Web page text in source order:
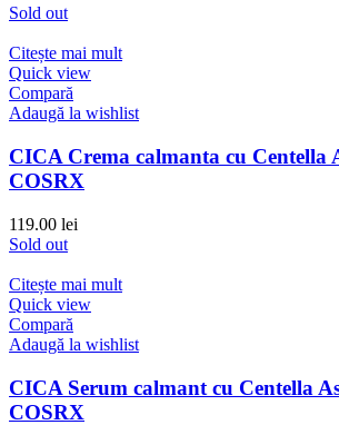
Sold out
Citește mai mult
Quick view
Compară
Adaugă la wishlist
CICA Crema calmanta cu Centella
COSRX
119.00 lei
Sold out
Citește mai mult
Quick view
Compară
Adaugă la wishlist
CICA Serum calmant cu Centella
COSRX